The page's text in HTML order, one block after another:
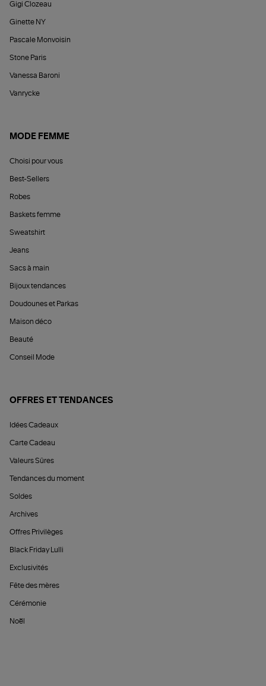
Gigi Clozeau
Ginette NY
Pascale Monvoisin
Stone Paris
Vanessa Baroni
Vanrycke
MODE FEMME
Choisi pour vous
Best-Sellers
Robes
Baskets femme
Sweatshirt
Jeans
Sacs à main
Bijoux tendances
Doudounes et Parkas
Maison déco
Beauté
Conseil Mode
OFFRES ET TENDANCES
Idées Cadeaux
Carte Cadeau
Valeurs Sûres
Tendances du moment
Soldes
Archives
Offres Privilèges
Black Friday Lulli
Exclusivités
Fête des mères
Cérémonie
Noël